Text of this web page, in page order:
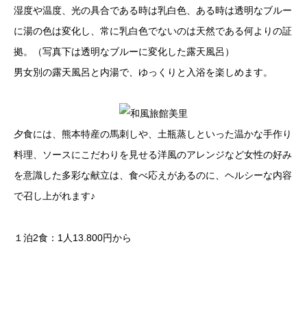
湿度や温度、光の具合である時は乳白色、ある時は透明なブルー
に湯の色は変化し、常に乳白色でないのは天然である何よりの証
拠。（写真下は透明なブルーに変化した露天風呂）
男女別の露天風呂と内湯で、ゆっくりと入浴を楽しめます。
夕食には、熊本特産の馬刺しや、土瓶蒸しといった温かな手作り
料理、ソースにこだわりを見せる洋風のアレンジなど女性の好み
を意識した多彩な献立は、食べ応えがあるのに、ヘルシーな内容
で召し上がれます♪
１泊2食：1人13.800円から